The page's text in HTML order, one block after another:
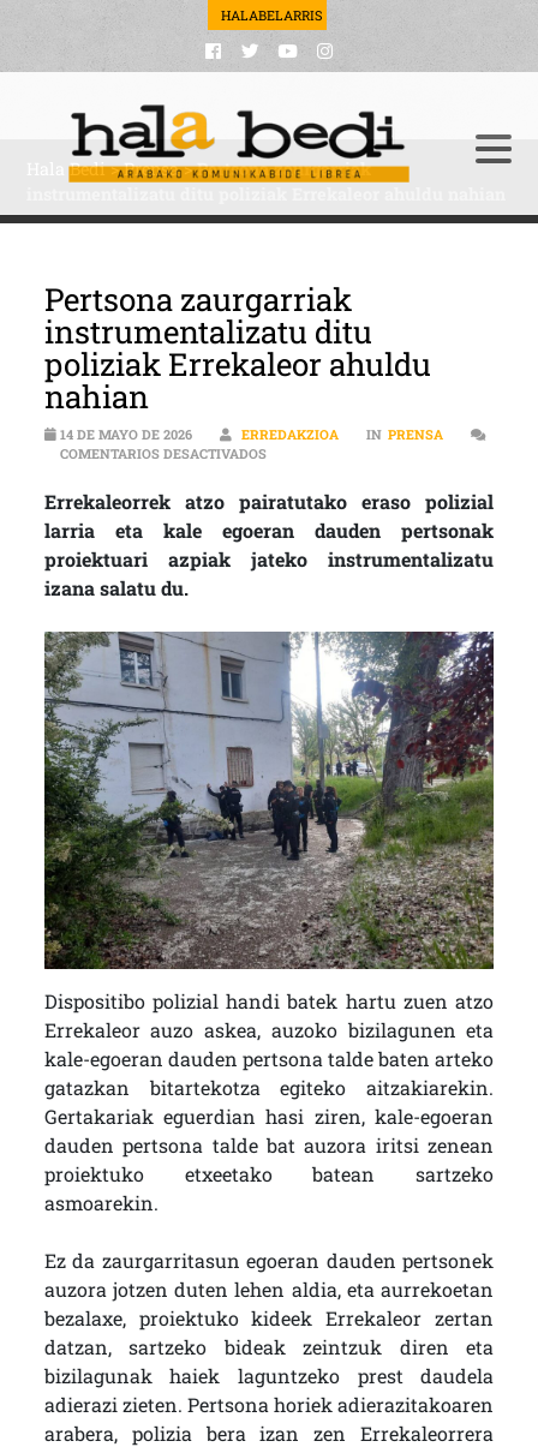
HALABELARRIS
Hala Bedi>Prensa>Pertsona zaurgarriak
Pertsona zaurgarriak
instrumentalizatu ditu
poliziak Errekaleor ahuldu
nahian
14 DE MAYO DE 2026 ERREDAKZIOA IN PRENSA
COMENTARIOS DESACTIVADOSEN PERTSONA ZAURGARRIAK
Errekaleorrek atzo pairatutako eraso polizial
larria eta kale egoeran dauden pertsonak
proiektuari azpiak jateko instrumentalizatu
izana salatu du.
Dispositibo polizial handi batek hartu zuen atzo
Errekaleor auzo askea, auzoko bizilagunen eta
kale-egoeran dauden pertsona talde baten arteko
gatazkan bitartekotza egiteko aitzakiarekin.
Gertakariak eguerdian hasi ziren, kale-egoeran
dauden pertsona talde bat auzora iritsi zenean
proiektuko etxeetako batean sartzeko
asmoarekin.
Ez da zaurgarritasun egoeran dauden pertsonek
auzora jotzen duten lehen aldia, eta aurrekoetan
bezalaxe, proiektuko kideek Errekaleor zertan
datzan, sartzeko bideak zeintzuk diren eta
bizilagunak haiek laguntzeko prest daudela
adierazi zieten. Pertsona horiek adierazitakoaren
arabera, polizia bera izan zen Errekaleorrera